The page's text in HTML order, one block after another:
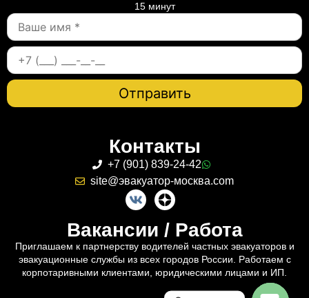
15 минут
Контакты
+7 (901) 839-24-42
site@эвакуатор-москва.com
Вакансии / Работа
Приглашаем к партнерству водителей частных эвакуаторов и
эвакуационные службы из всех городов России. Работаем с
корпотаривными клиентами, юридическими лицами и ИП.